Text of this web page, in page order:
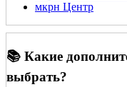
мкрн Центр
📚 Какие
выбрать?